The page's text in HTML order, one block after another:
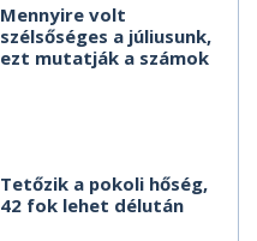
Mennyire volt
szélsőséges a júliusunk,
ezt mutatják a számok
Tetőzik a pokoli hőség,
42 fok lehet délután